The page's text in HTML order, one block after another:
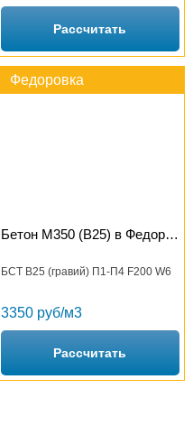
Рассчитать
Федоровка
Бетон М350 (B25) в Федоровке
БСТ В25 (гравий) П1-П4 F200 W6
3350 руб/м3
Рассчитать